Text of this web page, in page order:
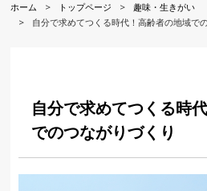
ホーム トップページ
趣味・生きがい
自分で求めてつくる時代！高齢者の地域で
自分で求めてつくる時
でのつながりづくり